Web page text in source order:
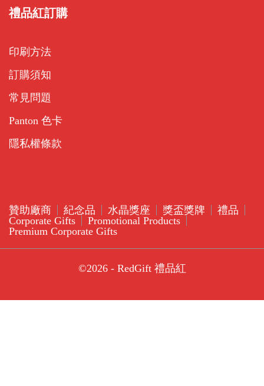
禮品紅訂購
印刷方法
訂購須知
常見問題
Panton 色卡
隱私權條款
贊助廠商 紀念品 水晶獎座 獎盃獎牌
禮品
Corporate Gifts
Promotional Products
Premium Corporate Gifts
©2026 - RedGift 禮品紅